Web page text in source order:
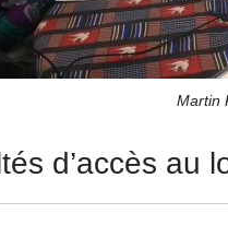
Martin
d’accès au